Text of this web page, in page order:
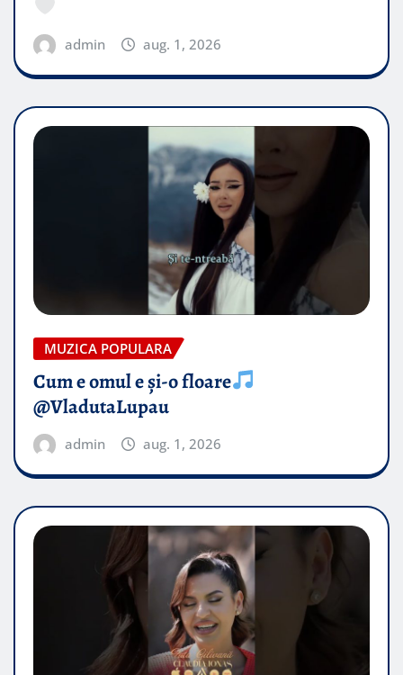
admin aug. 1, 2026
MUZICA POPULARA
Cum e omul e și-o floare
@VladutaLupau
admin aug. 1, 2026